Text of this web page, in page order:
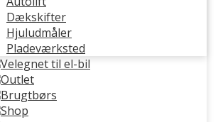
Dækskifter
Hjuludmåler
Pladeværksted
Velegnet til el-bil
Outlet
Brugtbørs
Shop